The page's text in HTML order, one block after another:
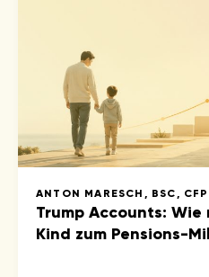
ANTON MARESCH, BSC,
Trump Accounts: Wie
Kind zum Pensions-